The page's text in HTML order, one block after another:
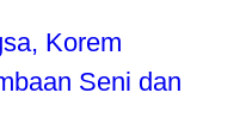
Korem
Seni dan